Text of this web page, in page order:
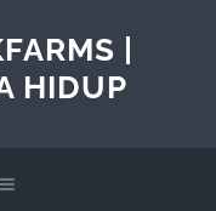
|
HIDUP